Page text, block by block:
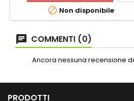
sviluppato per aiutare i giocatori
colpire aree specifiche sul
 Non disponibile
COMMENTI (0)
Ancora nessuna recensione
PRODOTTI